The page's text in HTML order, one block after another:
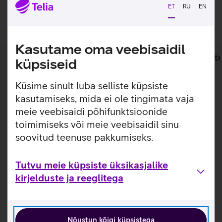
ET RU EN
Kasutame oma veebisaidil
küpsiseid
Küsime sinult luba selliste küpsiste
kasutamiseks, mida ei ole tingimata vaja
meie veebisaidi põhifunktsioonide
toimimiseks või meie veebisaidil sinu
soovitud teenuse pakkumiseks.
Tutvu meie küpsiste üksikasjalike
kirjelduste ja reeglitega
Nõustun kõigi küpsistega
Lisan ostukorvi
Lisainfo Tehnilised andmed
Lisainfo
Täiusta oma Samsung Galaxy Tab S11 Ultra
tahvelarvutit stiilse ja otstarbeka ümbrisega.
Kaks-ühes kaaned-klaviatuur pakub mugavat võimalust
kiireks kirjutamiseks. Kaaned tüüpi ümbris pakub
tagaküljele. Tänu pogo pin ühendusele saad klaviatuuri
abil luua tahvelarvutist mulje, töötad ja trükid arvutis.